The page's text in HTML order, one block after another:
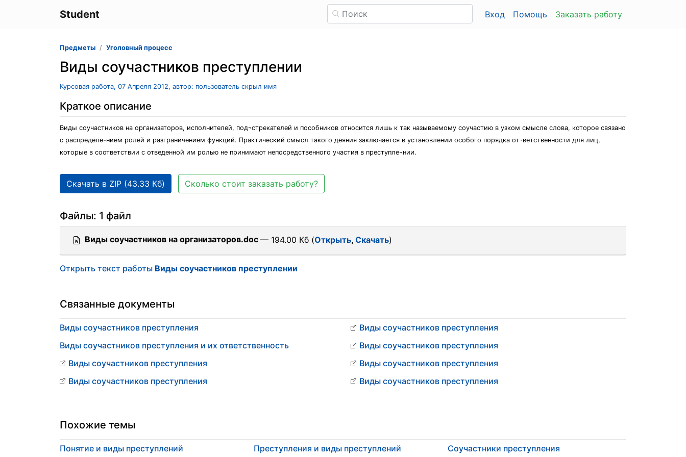
Student Вход Помощь Заказать работу
Предметы Уголовный процесс
Виды соучастников преступлении
Курсовая работа, 07 Апреля 2012, автор: пользователь скрыл имя
Краткое описание
Виды соучастников на организаторов, исполнителей, под¬стрекателей и пособников относится лишь к так называемому соучастию в узком смысле слова, которое связано
с распределе-нием ролей и разграничением функций. Практический смысл такого деяния заключается в установлении особого порядка от¬ветственности для лиц,
которые в соответствии с отведенной им ролью не принимают непосредственного участия в преступле¬нии.
Скачать в ZIP (43.33 Кб) Сколько стоит заказать работу?
Файлы: 1 файл
Виды соучастников на организаторов.doc — 194.00 Кб (Открыть, Скачать)
Открыть текст работы Виды соучастников преступлении
Связанные документы
Виды соучастников преступления
Виды соучастников преступления и их ответственность
Виды соучастников преступления
Виды соучастников преступления
Виды соучастников преступления
Виды соучастников преступления
Виды соучастников преступления
Виды соучастников преступления
Похожие темы
Понятие и виды преступлений Преступления и виды преступлений Соучастники преступления